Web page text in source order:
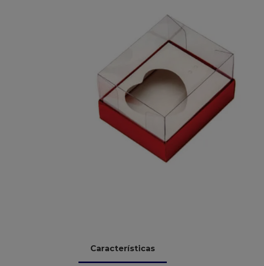
Características
8º
caixa kraft
chocolate